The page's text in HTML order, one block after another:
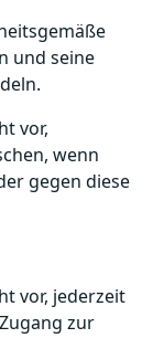
und seine
vor,
wenn
gegen diese
vor, jederzeit
zur